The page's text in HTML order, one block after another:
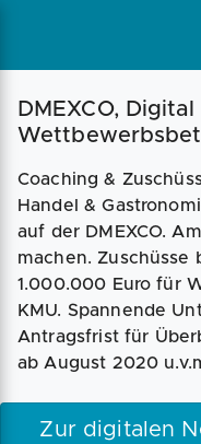
DMEXCO,
Coaching &
Handel &
auf der DMEXCO.
machen. Zuschüsse
1.000.000 Euro für
KMU. Spannende
Antragsfrist für
ab August 2020
Zur digitalen